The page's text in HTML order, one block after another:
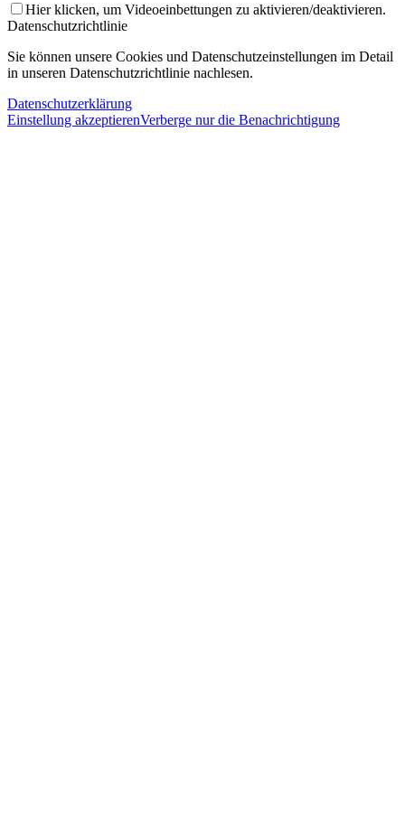
Hier klicken, um Videoeinbettungen zu aktivieren/deaktivieren.
Datenschutzrichtlinie
Sie können unsere Cookies und Datenschutzeinstellungen im Detail
in unseren Datenschutzrichtlinie nachlesen.
Datenschutzerklärung
Einstellung akzeptierenVerberge nur die Benachrichtigung